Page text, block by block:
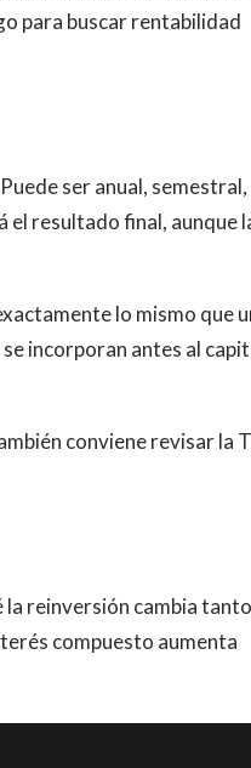
para buscar rentabilidad
ser anual, semestral,
el resultado final, aunque
lo mismo que
incorporan antes al
conviene revisar la
reinversión cambia
compuesto aumenta